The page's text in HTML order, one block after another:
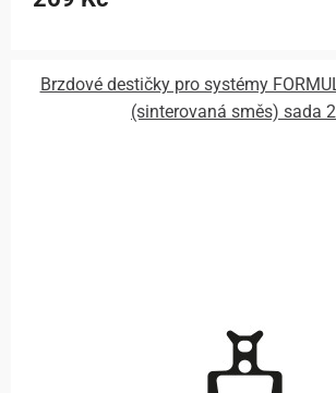
Brzdové destičky pro systémy
(sinterovaná směs) sada